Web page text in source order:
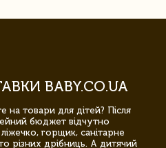
BABY.CO.UA
на товари для дітей? Після
бюджет відчутно
горщик, санітарне
різних дрібниць. А дитячий